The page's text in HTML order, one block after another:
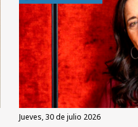
jueves, 30 de julio 2026